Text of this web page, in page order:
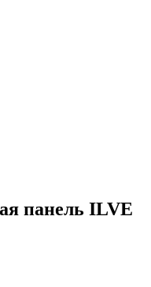
панель ILVE